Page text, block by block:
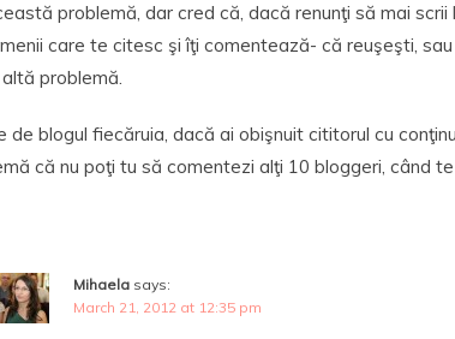
problemă, dar cred că, dacă renunţi să mai scrii
care te citesc şi îţi comentează- că reuşeşti,
problemă.
de blogul fiecăruia, dacă ai obişnuit cititorul cu
că nu poţi tu să comentezi alţi 10 bloggeri, când
Mihaela says:
March 21, 2012 at 12:35 pm